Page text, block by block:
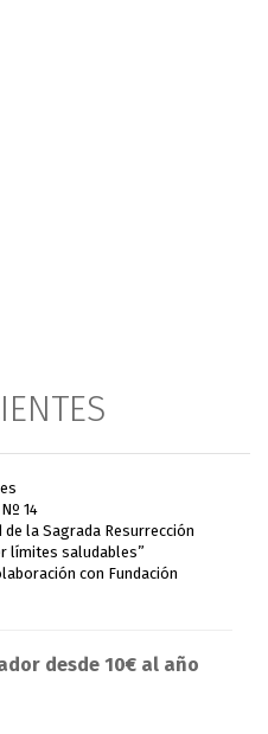
14
la Sagrada Resurrección
límites saludables”
con Fundación
desde 10€ al año